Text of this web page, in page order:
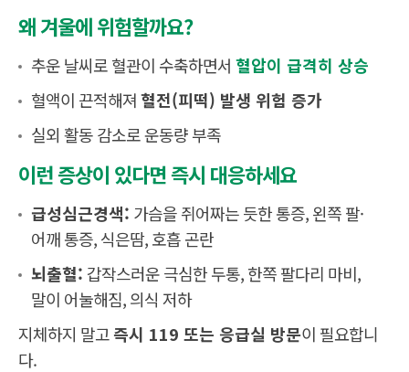
왜 겨울에 위험할까요?
추운 날씨로 혈관이 수축하면서 혈압이 급격히 상승
혈액이 끈적해져혈전(피떡) 발생 위험 증가
실외 활동 감소로 운동량 부족
이런 증상이 있다면 즉시 대응하세요
급성심근경색: 가슴을 쥐어짜는 듯한 통증, 왼쪽 팔·
어깨 통증, 식은땀, 호흡 곤란
뇌출혈: 갑작스러운 극심한 두통, 한쪽 팔다리 마비,
말이 어눌해짐, 의식 저하
지체하지 말고즉시 119 또는 응급실 방문이 필요합니
다.